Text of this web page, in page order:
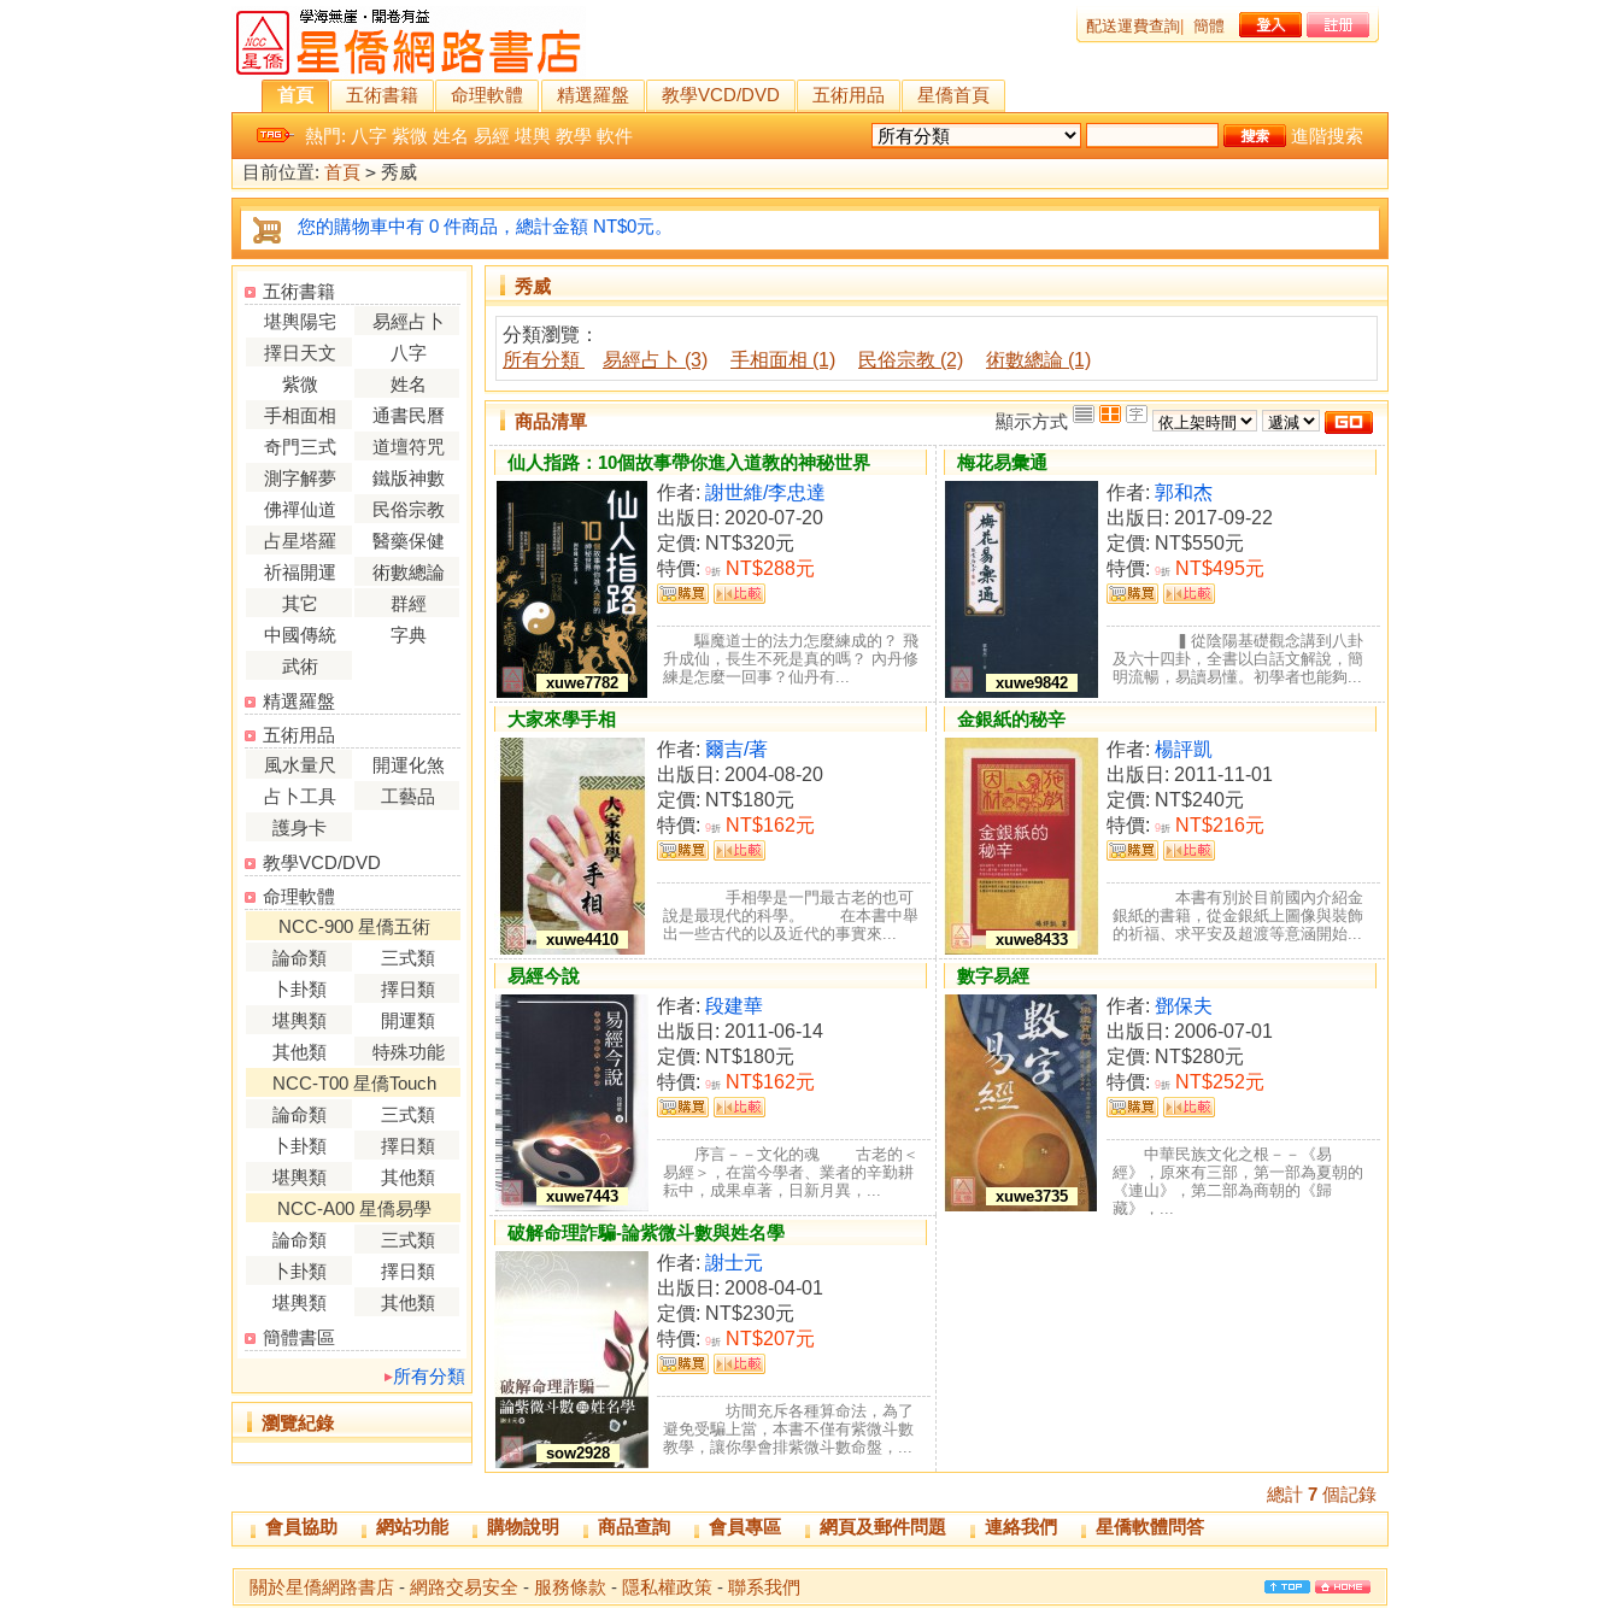
配送運費查詢 簡體
首頁 五術書籍 命理軟體 精選羅盤 教學VCD/DVD 五術用品
星僑首頁
熱門: 八字 紫微 姓名 易經 堪輿 教學 軟件
進階搜索
目前位置: 首頁 > 秀威
您的購物車中有 0 件商品，總計金額 NT$0元。
五術書籍
堪輿陽宅
易經占卜
擇日天文
八字
紫微
姓名
手相面相
通書民曆
奇門三式
道壇符咒
測字解夢
鐵版神數
佛禪仙道
民俗宗教
占星塔羅
醫藥保健
祈福開運
術數總論
其它
群經
中國傳統
字典
武術
精選羅盤
五術用品
風水量尺
開運化煞
占卜工具
工藝品
護身卡
教學VCD/DVD
命理軟體
NCC-900 星僑五術
論命類
三式類
卜卦類
擇日類
堪輿類
開運類
其他類
特殊功能
NCC-T00 星僑Touch
論命類
三式類
卜卦類
擇日類
堪輿類
其他類
NCC-A00 星僑易學
論命類
三式類
卜卦類
擇日類
堪輿類
其他類
簡體書區
所有分類
瀏覽紀錄
秀威
分類瀏覽：
所有分類
易經占卜 (3) 手相面相 (1) 民俗宗教 (2) 術數總論 (1)
商品清單
顯示方式
仙人指路：10個故事帶你進入道教的神秘世界
xuwe7782
作者: 謝世維/李忠達
出版日: 2020-07-20
定價: NT$320元
特價: 9折 NT$288元
驅魔道士的法力怎麼練成的？ 飛
升成仙，長生不死是真的嗎？ 內丹修
練是怎麼一回事？仙丹有...
梅花易彙通
xuwe9842
作者: 郭和杰
出版日: 2017-09-22
定價: NT$550元
特價: 9折 NT$495元
▍從陰陽基礎觀念講到八卦
及六十四卦，全書以白話文解說，簡
明流暢，易讀易懂。初學者也能夠...
大家來學手相
xuwe4410
作者: 爾吉/著
出版日: 2004-08-20
定價: NT$180元
特價: 9折 NT$162元
手相學是一門最古老的也可
說是最現代的科學。 在本書中舉
出一些古代的以及近代的事實來...
金銀紙的秘辛
xuwe8433
作者: 楊評凱
出版日: 2011-11-01
定價: NT$240元
特價: 9折 NT$216元
本書有別於目前國內介紹金
銀紙的書籍，從金銀紙上圖像與裝飾
的祈福、求平安及超渡等意涵開始...
易經今說
xuwe7443
作者: 段建華
出版日: 2011-06-14
定價: NT$180元
特價: 9折 NT$162元
序言－－文化的魂 古老的＜
易經＞，在當今學者、業者的辛勤耕
耘中，成果卓著，日新月異，...
數字易經
xuwe3735
作者: 鄧保夫
出版日: 2006-07-01
定價: NT$280元
特價: 9折 NT$252元
中華民族文化之根－－《易
經》，原來有三部，第一部為夏朝的
《連山》，第二部為商朝的《歸
藏》，...
破解命理詐騙-論紫微斗數與姓名學
sow2928
作者: 謝士元
出版日: 2008-04-01
定價: NT$230元
特價: 9折 NT$207元
坊間充斥各種算命法，為了
避免受騙上當，本書不僅有紫微斗數
教學，讓你學會排紫微斗數命盤，...
總計 7 個記錄
會員協助
網站功能 購物說明 商品查詢 會員專區 網頁及郵件問題 連絡我們 星僑軟體問答
關於星僑網路書店 - 網路交易安全 - 服務條款 - 隱私權政策 - 聯系我們